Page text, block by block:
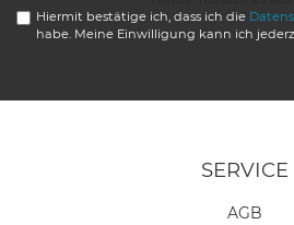
Hiermit bestätige ich, dass ich die
habe. Meine Einwilligung kann ich
SERVICE
AGB